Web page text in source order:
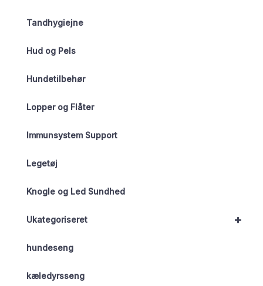
Tandhygiejne
Hud og Pels
Hundetilbehør
Lopper og Flåter
Immunsystem Support
Legetøj
Knogle og Led Sundhed
+
Ukategoriseret
hundeseng
kæledyrsseng